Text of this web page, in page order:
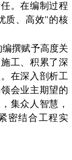
。在编制过程
质、高效"的核
撰赋予高度关
工、积累了深
在深入剖析工
会业主期望的
集众人智慧，
密结合工程实